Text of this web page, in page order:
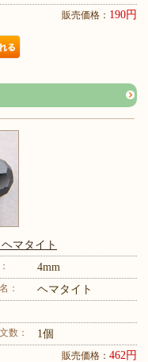
販売価格： 190円
マタイト
4mm
： ヘマタイト
数： 1個
販売価格： 462円